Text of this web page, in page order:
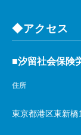
◆アクセス
■汐留社会保険
住所
東京都港区東新